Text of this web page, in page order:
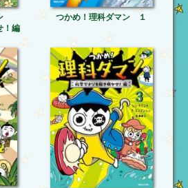
！編
つかめ！理科ダマン １